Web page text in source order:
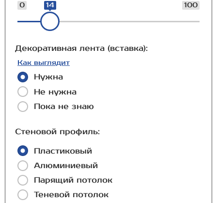
0 100
14
Декоративная лента (вставка):
Как выглядит
Нужна
Не нужна
Пока не знаю
Стеновой профиль:
Пластиковый
Алюминиевый
Парящий потолок
Теневой потолок